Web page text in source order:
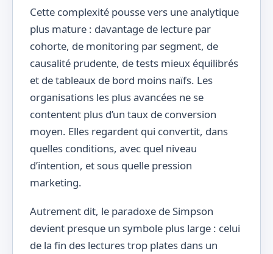
Cette complexité pousse vers une analytique
plus mature : davantage de lecture par
cohorte, de monitoring par segment, de
causalité prudente, de tests mieux équilibrés
et de tableaux de bord moins naïfs. Les
organisations les plus avancées ne se
contentent plus d’un taux de conversion
moyen. Elles regardent qui convertit, dans
quelles conditions, avec quel niveau
d’intention, et sous quelle pression
marketing.
Autrement dit, le paradoxe de Simpson
devient presque un symbole plus large : celui
de la fin des lectures trop plates dans un